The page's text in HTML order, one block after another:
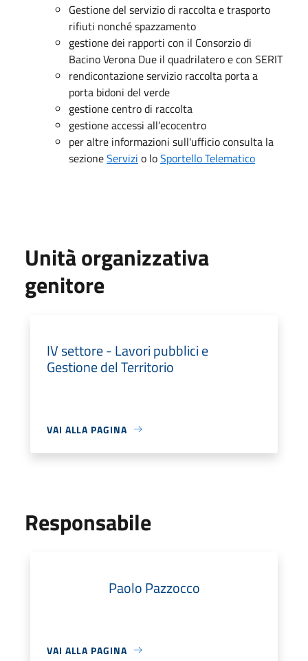
Gestione del servizio di raccolta e trasporto
rifiuti nonché spazzamento
gestione dei rapporti con il Consorzio di
Bacino Verona Due il quadrilatero e con SERIT
rendicontazione servizio raccolta porta a
porta bidoni del verde
gestione centro di raccolta
gestione accessi all’ecocentro
per altre informazioni sull'ufficio consulta la
sezioneServizi o loSportello Telematico
Unità organizzativa
genitore
IV settore - Lavori pubblici e
Gestione del Territorio
VAI ALLA PAGINA
Responsabile
Paolo Pazzocco
VAI ALLA PAGINA